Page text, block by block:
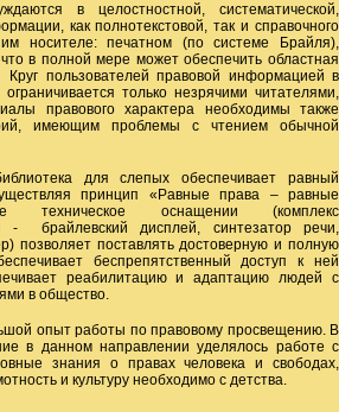
в целостностной, систематической,
как полнотекстовой, так и справочного
носителе: печатном (по системе Брайля),
в полной мере может обеспечить областная
пользователей правовой информацией в
только незрячими читателями,
правового характера необходимы также
имеющим проблемы с чтением обычной
для слепых обеспечивает равный
принцип «Равные права – равные
техническое оснащении (комплекс
- брайлевский дисплей, синтезатор речи,
позволяет поставлять достоверную и полную
беспрепятственный доступ к ней
реабилитацию и адаптацию людей с
в общество.
опыт работы по правовому просвещению. В
в данном направлении уделялось работе с
знания о правах человека и свободах,
и культуру необходимо с детства.